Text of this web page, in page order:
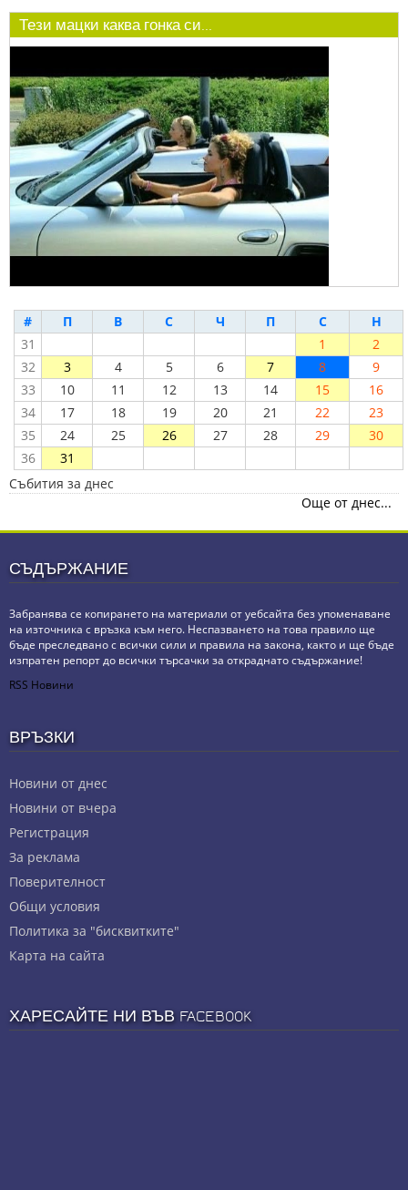
Тези мацки каква гонка си...
# П В С Ч П С
Н
31
1
2
32
3 4 5 6 7 8
9
33
10 11 12 13 14 15
16
34
17 18 19 20 21 22
23
35
24 25 26 27 28 29
30
36
31
Събития за днес
Още от днес...
СЪДЪРЖАНИЕ
Забранява се копирането на материали от уебсайта без упоменаване
на източника с връзка към него. Неспазването на това правило ще
бъде преследвано с всички сили и правила на закона, както и ще бъде
изпратен репорт до всички търсачки за откраднато съдържание!
RSS Новини
ВРЪЗКИ
Новини от днес
Новини от вчера
Регистрация
За реклама
Πoвepитeлнocт
Общи условия
Политика за "бисквитките"
Карта на сайта
ХАРЕСАЙТЕ НИ ВЪВ FACEBOOK